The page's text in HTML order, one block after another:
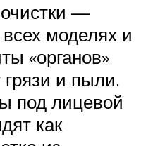
—
моделях и
«органов»
и пыли.
под лицевой
как